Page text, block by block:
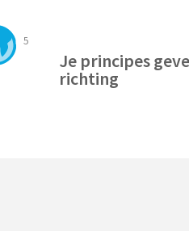
5
Je principes
richting